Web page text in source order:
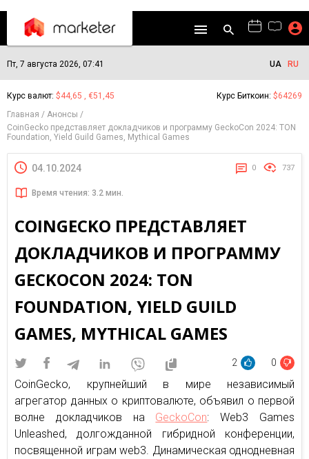
Пт, 7 августа 2026, 07:41 UA RU
Курс валют: $44,65 , €51,45 Курс Биткоин: $64269
Главная
Анонсы
CoinGecko представляет докладчиков и программу GeckoCon 2024: TON
Foundation, Yield Guild Games, Mythical Games
04.10.2024 0 737
Время чтения: 3.2 мин.
COINGECKO ПРЕДСТАВЛЯЕТ
ДОКЛАДЧИКОВ И ПРОГРАММУ
GECKOCON 2024: TON
FOUNDATION, YIELD GUILD
GAMES, MYTHICAL GAMES
2 0
CoinGecko, крупнейший в мире независимый
агрегатор данных о криптовалюте, объявил о первой
волне докладчиков на GeckoCon: Web3 Games
Unleashed, долгожданной гибридной конференции,
посвященной играм web3. Динамическая однодневная